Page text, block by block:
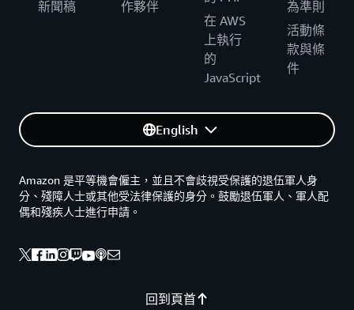
新聞稿
作夥伴
在 AWS
上執行
的
JavaScript
為準則
活動條
款與條
件
English
回到頁首
Amazon 是平等機會僱主，並且不會歧視受保護的退伍軍人身
分、殘障人士或其他受法律保護的身分。鼓勵退伍軍人、軍人配
偶和殘疾人士進行申請。